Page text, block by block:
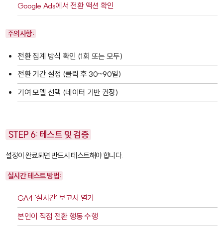
Google Ads에서 전환 액션 확인
주의사항:
전환 집계 방식 확인 (1회 또는 모두)
전환 기간 설정 (클릭 후 30~90일)
기여 모델 선택 (데이터 기반 권장)
STEP 6: 테스트 및 검증
설정이 완료되면 반드시 테스트해야 합니다.
실시간 테스트 방법:
GA4 '실시간' 보고서 열기
본인이 직접 전환 행동 수행